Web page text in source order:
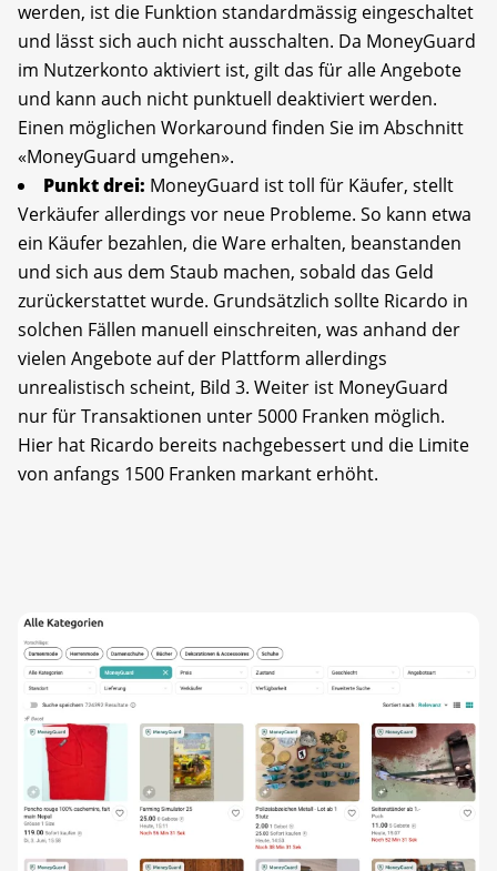
werden, ist die Funktion standard­mässig eingeschaltet
und lässt sich auch nicht ausschalten. Da MoneyGuard
im Nutzerkonto aktiviert ist, gilt das für alle Angebote
und kann auch nicht punktuell deaktiviert werden.
Einen möglichen Workaround finden Sie im Abschnitt
«MoneyGuard umgehen».
Punkt drei: MoneyGuard ist toll für Käufer, stellt
Verkäufer allerdings vor neue Probleme. So kann etwa
ein Käufer bezahlen, die Ware erhalten, beanstanden
und sich aus dem Staub machen, sobald das Geld
zurückerstattet wurde. Grundsätzlich sollte Ricardo in
solchen Fällen manuell einschreiten, was anhand der
vielen Angebote auf der Plattform allerdings
unrealistisch scheint, Bild 3. Weiter ist MoneyGuard
nur für Transaktionen unter 5000 Franken möglich.
Hier hat Ricardo bereits nachgebessert und die Limite
von anfangs 1500 Franken markant erhöht.